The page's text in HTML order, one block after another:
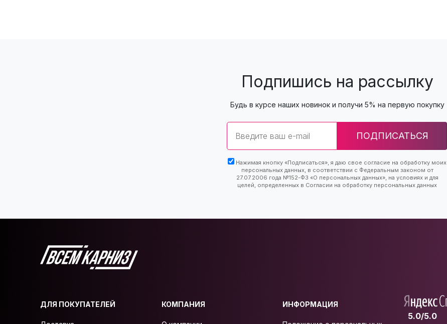
Подпишись на рассылку
Будь в курсе наших новинок и получи 5% на первую покупку
Email
ПОДПИСАТЬСЯ
Нажимая кнопку «Подписаться», я даю свое согласие на обработку моих
персональных данных, в соответствии с Федеральным законом от
27.07.2006 года №152-ФЗ «О персональных данных», на условиях и для
целей, определенных в Согласии на обработку персональных данных
ДЛЯ ПОКУПАТЕЛЕЙ КОМПАНИЯ ИНФОРМАЦИЯ
5.0/5.0